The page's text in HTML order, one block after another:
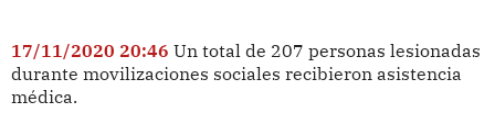
17/11/2020 20:46 Un total de 207 personas lesionadas
durante movilizaciones sociales recibieron asistencia
médica.